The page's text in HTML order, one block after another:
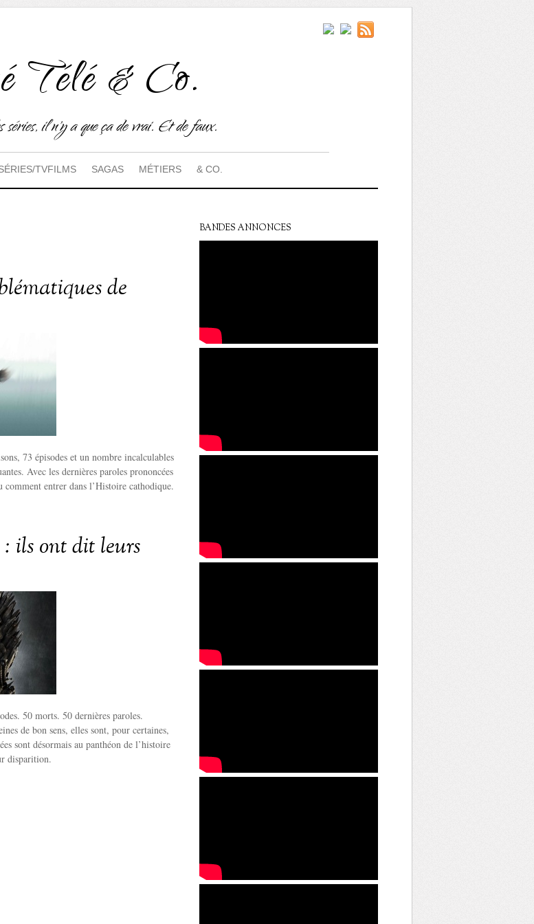
Télé & Co.
séries, il n'y a que ça de vrai. Et de faux.
TVFILMS SAGAS MÉTIERS & CO.
de
73 épisodes et un nombre incalculables
Avec les dernières paroles prononcées
comment entrer dans l’Histoire cathodique.
ils ont dit leurs
50 morts. 50 dernières paroles.
de bon sens, elles sont, pour certaines,
sont désormais au panthéon de l’histoire
disparition.
BANDES ANNONCES